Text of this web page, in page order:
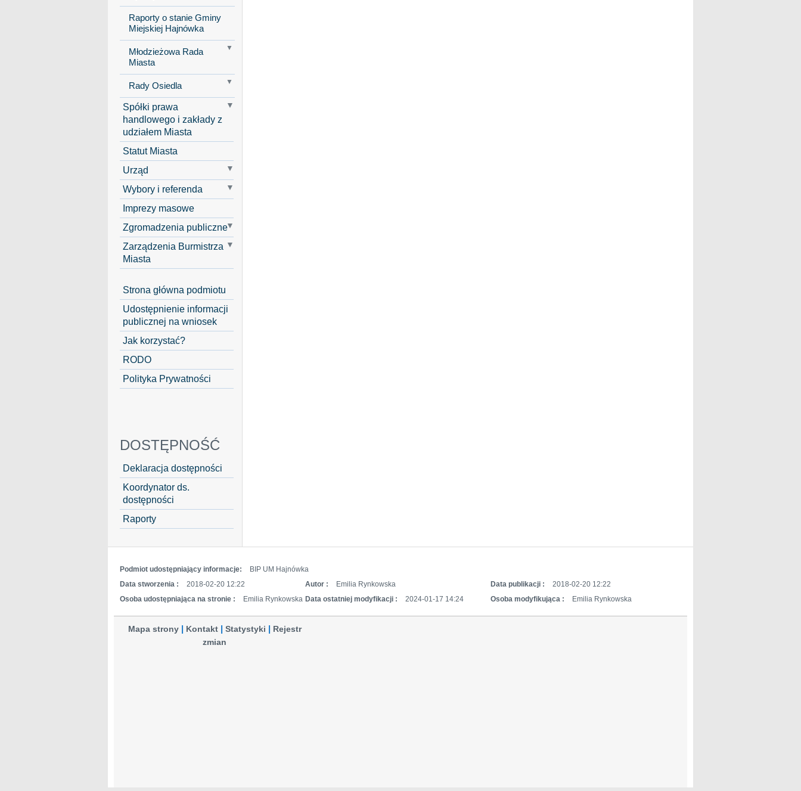
Raporty o stanie Gminy
Miejskiej Hajnówka
Młodzieżowa Rada
Miasta
Rady Osiedla
Spółki prawa
handlowego i zakłady z
udziałem Miasta
Statut Miasta
Urząd
Wybory i referenda
Imprezy masowe
Zgromadzenia publiczne
Zarządzenia Burmistrza
Miasta
Strona główna podmiotu
Udostępnienie informacji
publicznej na wniosek
Jak korzystać?
RODO
Polityka Prywatności
DOSTĘPNOŚĆ
Deklaracja dostępności
Koordynator ds.
dostępności
Raporty
Podmiot udostępniający informacje:
BIP UM Hajnówka
Data stworzenia :
2018-02-20 12:22 Autor : Emilia Rynkowska Data publikacji :
2018-02-20 12:22
Osoba udostępniająca na stronie :
Emilia Rynkowska Data ostatniej modyfikacji : 2024-01-17 14:24 Osoba modyfikująca : Emilia Rynkowska
Mapa strony Kontakt Statystyki
Rejestr
zmian